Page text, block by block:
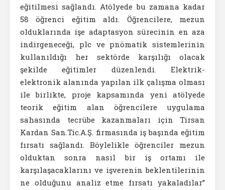
eğitilmesi sağlandı. Atölyede bu zamana kadar
58 öğrenci eğitim aldı. Öğrencilere, mezun
olduklarında işe adaptasyon sürecinin en aza
indirgeneceği, plc ve pnömatik sistemlerinin
kullanıldığı her sektörde karşılığı olacak
şekilde eğitimler düzenlendi. Elektrik-
elektronik alanında yapılan ilk çalışma olması
ile birlikte, proje kapsamında yeni atölyede
teorik eğitim alan öğrencilere uygulama
sahasında tecrübe kazanmaları için Tirsan
Kardan San.Tic.A.Ş. firmasında iş başında eğitim
fırsatı sağlandı. Böylelikle öğrenciler mezun
olduktan sonra nasıl bir iş ortamı ile
karşılaşacaklarını ve işverenin beklentilerinin
ne olduğunu analiz etme fırsatı yakaladılar”